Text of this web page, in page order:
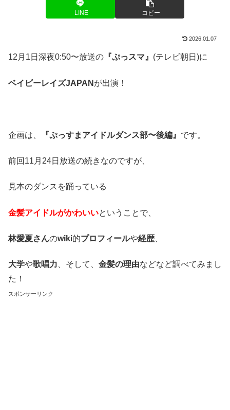
LINE コピー
2026.01.07
12月1日深夜0:50〜放送の 『ぷっスマ』 (テレビ朝日)に
ベイビーレイズJAPAN が出演！
企画は、 『ぷっすまアイドルダンス部〜後編』 です。
前回11月24日放送の続きなのですが、
見本のダンスを踊っている
金髪アイドルがかわいいということで、
林愛夏さんのwiki的プロフィールや経歴
大学や歌唱力、そして、 金髪の理由などなど調べてみまし
た！
スポンサーリンク